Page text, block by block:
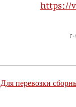
https://
Для перевозки